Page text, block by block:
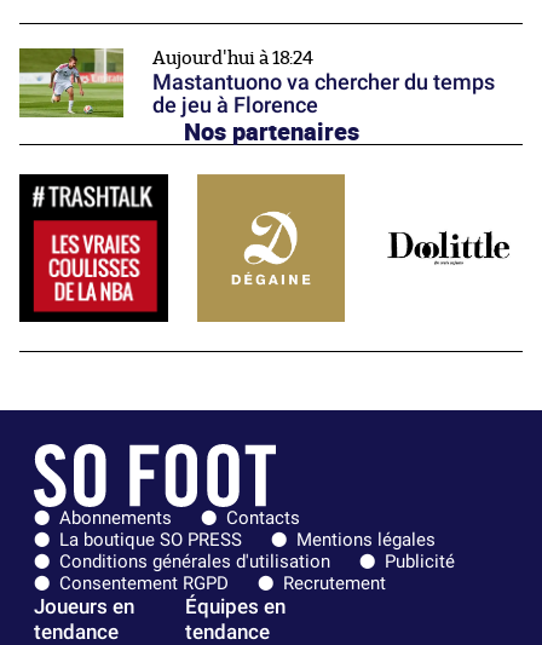
Aujourd'hui à 18:24
Mastantuono va chercher du temps
de jeu à Florence
Nos partenaires
Abonnements
Contacts
La boutique SO PRESS
Mentions légales
Conditions générales d'utilisation
Publicité
Consentement RGPD
Recrutement
Joueurs en
tendance
Équipes en
tendance